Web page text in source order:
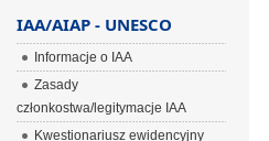
IAA/AIAP - UNESCO
Informacje o IAA
Zasady
członkostwa/legitymacje IAA
Kwestionariusz ewidencyjny